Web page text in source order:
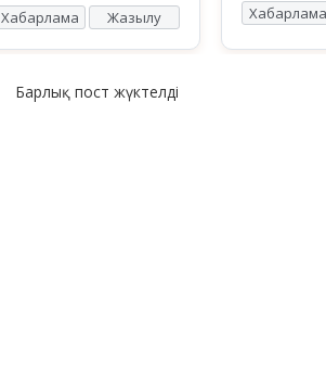
Хабарлама
Жазылу Хабарлама
Барлық пост жүктелді